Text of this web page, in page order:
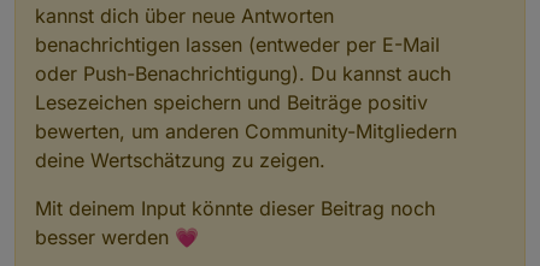
kannst dich über neue Antworten
benachrichtigen lassen (entweder per E-Mail
oder Push-Benachrichtigung). Du kannst auch
Lesezeichen speichern und Beiträge positiv
bewerten, um anderen Community-Mitgliedern
deine Wertschätzung zu zeigen.
Mit deinem Input könnte dieser Beitrag noch
besser werden 💗